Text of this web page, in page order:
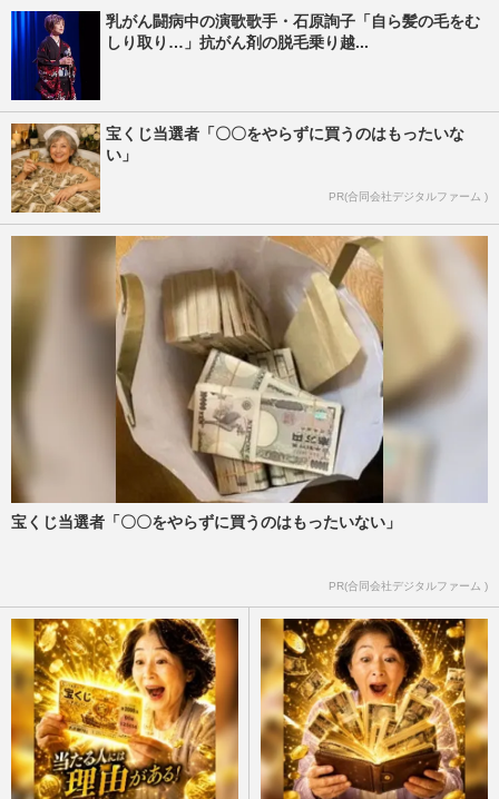
乳がん闘病中の演歌歌手・石原詢子「自ら髪の毛をむ
しり取り…」抗がん剤の脱毛乗り越...
宝くじ当選者「〇〇をやらずに買うのはもったいな
い」
PR(合同会社デジタルファーム )
宝くじ当選者「〇〇をやらずに買うのはもったいない」
PR(合同会社デジタルファーム )